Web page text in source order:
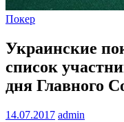
Покер
Украинские
список
дня Главного
14.07.2017 admin